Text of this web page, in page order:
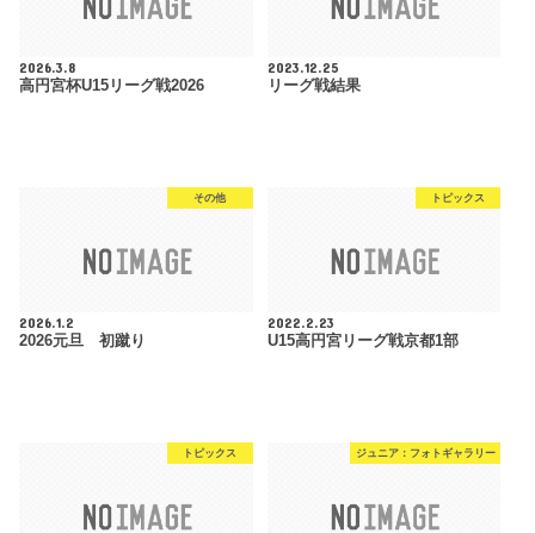
2026.3.8
高円宮杯U15リーグ戦2026
2023.12.25
リーグ戦結果
その他
2026.1.2
2026元旦 初蹴り
トピックス
2022.2.23
U15高円宮リーグ戦京都1部
トピックス ジュニア：フォトギャラリー